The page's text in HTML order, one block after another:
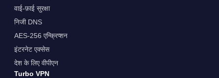
वाई-फ़ाई सुरक्षा
निजी DNS
AES-256 एन्क्रिप्शन
इंटरनेट एक्सेस
देश के लिए वीपीएन
Turbo VPN